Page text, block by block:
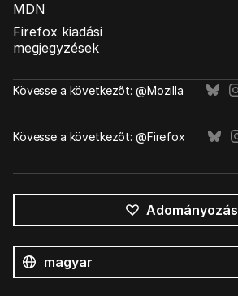
MDN
Firefox kiadási
megjegyzések
Kövesse a következőt: @Mozilla
Kövesse a következőt: @Firefox
Adományozás
nyelv
Nyelv